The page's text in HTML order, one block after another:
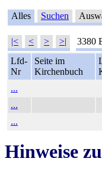
Alles Suchen
|< < > >| 3380
Lfd-
Nr
Seite im
Kirchenbuch
...
...
...
Hinweise